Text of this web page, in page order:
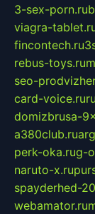
3-sex-porn.ru
viagra-
fincontech.ru
rebus-toys.ru
seo-
card-voice.ru
domizbrusa-
a380club.ru
perk-oka.rug-
naruto-x.ru
spayderhed-
webamator.ru